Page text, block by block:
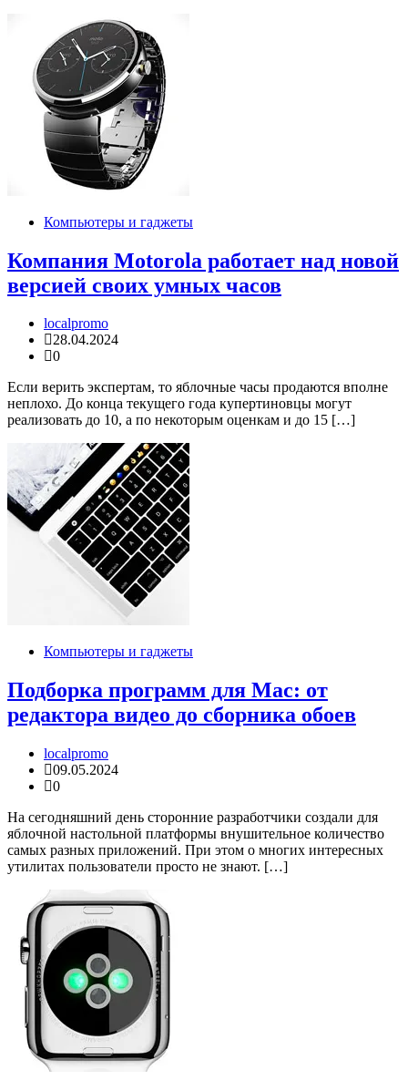
Компьютеры и гаджеты
Компания Motorola работает над новой
версией своих умных часов
localpromo
28.04.2024
0
Если верить экспертам, то яблочные часы продаются вполне
неплохо. До конца текущего года купертиновцы могут
реализовать до 10, а по некоторым оценкам и до 15 […]
Компьютеры и гаджеты
Подборка программ для Mac: от
редактора видео до сборника обоев
localpromo
09.05.2024
0
На сегодняшний день сторонние разработчики создали для
яблочной настольной платформы внушительное количество
самых разных приложений. При этом о многих интересных
утилитах пользователи просто не знают. […]